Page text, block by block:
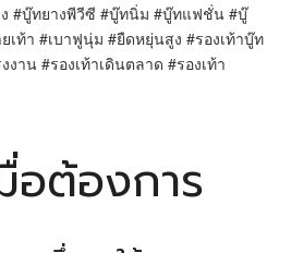
ง #บู๊ทยางพีวีซี #บู๊ทนิ่ม #บู๊ทแฟชั่น #บู๊
ท้า #เบาฟูนุ่ม #ยืดหยุ่นสูง #รองเท้าบู๊ท
งาน #รองเท้าเดินตลาด #รองเท้า
อต้องการ